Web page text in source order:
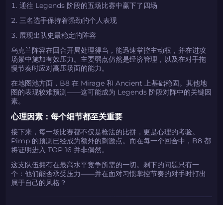
通往 Legends 阶段的五场比赛中赢下了四场
三名选手保持着强劲的个人表现
展现出队史最稳定的阵容
乌克兰阵容在回合开局处理得当，能迅速掌控主动权，并在进攻
场景中施加有效压力。主要弱点仍然是经济管理，以及在对手拖
慢节奏时应对高压场面的能力。
在地图池方面，B8 在 Mirage 和 Ancient 上基础稳固。其他地
图的表现较难预测——这可能成为 Legends 阶段对阵中的关键因
素。
心理因素：每个细节都至关重要
接下来，每一场比赛都不仅是枪法的比拼，更是心理的考验。
Pimp 的预测已经成为额外的刺激点。而在每一个回合中，B8 都
将证明进入 TOP 16 并非偶然。
这支队伍拥有在最高水平竞争所需的一切。剩下的问题只有一
个：他们能否承受压力——并在面对习惯掌控节奏的对手时打出
属于自己的风格？